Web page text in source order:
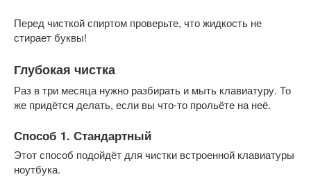
Перед чисткой спиртом проверьте, что жидкость не
стирает буквы!
Глубокая чистка
Раз в три месяца нужно разбирать и мыть клавиатуру. То
же придётся делать, если вы что-то прольёте на неё.
Способ 1. Стандартный
Этот способ подойдёт для чистки встроенной клавиатуры
ноутбука.